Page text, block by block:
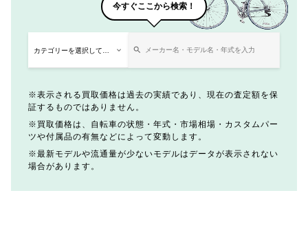
今すぐここから検索！
表示される買取価格は過去の実績であり、現在の査定額を保
証するものではありません。
買取価格は、自転車の状態・年式・市場相場・カスタムパー
ツや付属品の有無などによって変動します。
最新モデルや流通量が少ないモデルはデータが表示されない
場合があります。